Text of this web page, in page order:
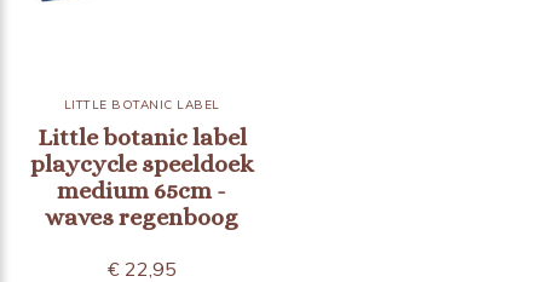
LITTLE BOTANIC LABEL
Little botanic label
playcycle speeldoek
medium 65cm -
waves regenboog
€ 22,95